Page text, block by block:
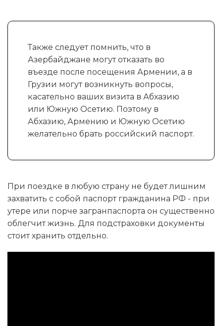
Также следует помнить, что в
Азербайджане могут отказать во
въезде после посещения Армении, а в
Грузии могут возникнуть вопросы,
касательно ваших визита в Абхазию
или Южную Осетию. Поэтому в
Абхазию, Армению и Южную Осетию
желательно брать российский паспорт.
При поездке в любую страну не будет лишним
захватить с собой паспорт гражданина РФ - при
утере или порче загранпаспорта он существенно
облегчит жизнь. Для подстраховки документы
стоит хранить отдельно.